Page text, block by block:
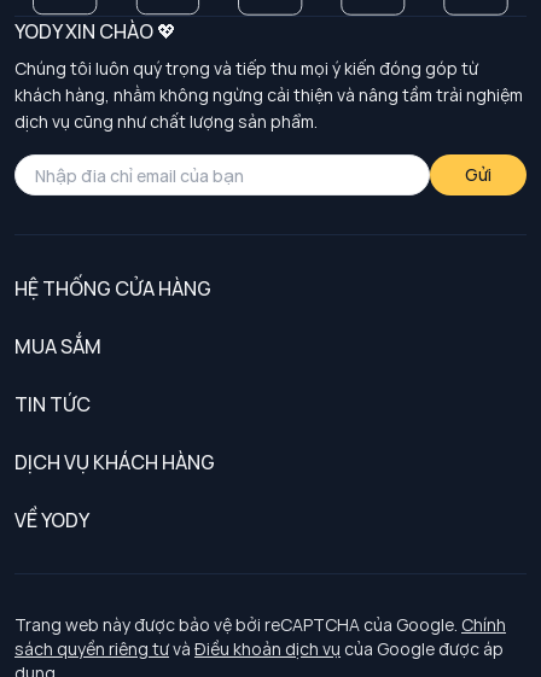
YODY XIN CHÀO 💖
Chúng tôi luôn quý trọng và tiếp thu mọi ý kiến đóng góp từ
khách hàng, nhằm không ngừng cải thiện và nâng tầm trải nghiệm
dịch vụ cũng như chất lượng sản phẩm.
Gửi
HỆ THỐNG CỬA HÀNG
MUA SẮM
TIN TỨC
DỊCH VỤ KHÁCH HÀNG
Chính sách khách hàng thân thiết
Chính sách bảo vệ dữ liệu cá nhân
Chính sách thanh toán, giao nhận
VỀ YODY
Tuyển dụng
Trang web này được bảo vệ bởi reCAPTCHA của Google. Chính
sách quyền riêng tưvà Điều khoản dịch vụ của Google được áp